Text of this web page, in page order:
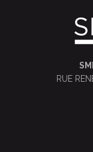
FOOTER
RUE